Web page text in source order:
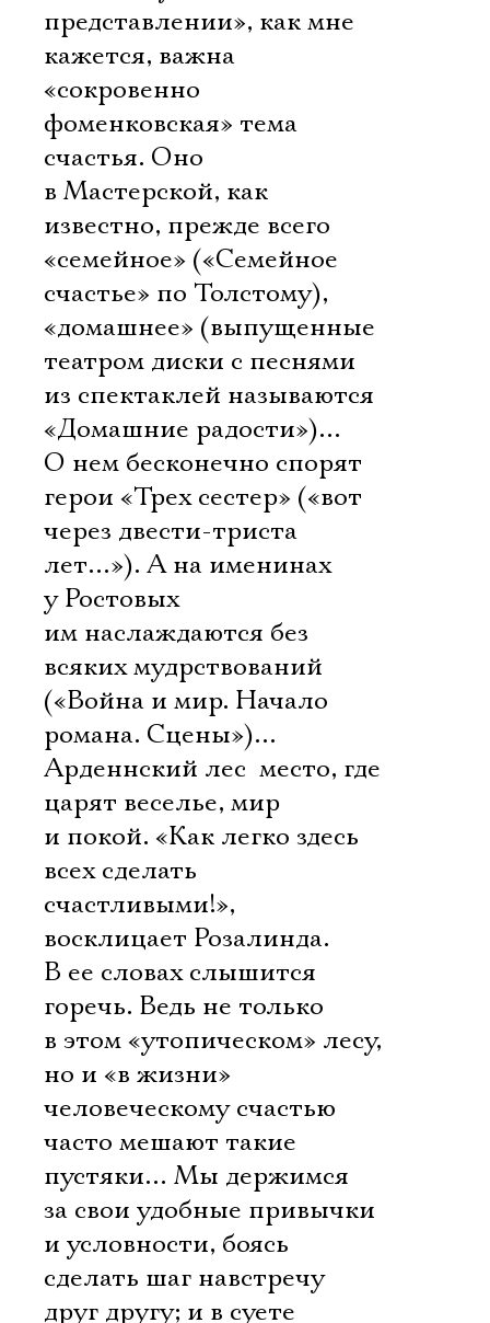
представлении», как мне
кажется, важна
«сокровенно
фоменковская» тема
счастья. Оно
в Мастерской, как
известно, прежде всего
«семейное» («Семейное
счастье» по Толстому),
«домашнее» (выпущенные
театром диски с песнями
из спектаклей называются
«Домашние радости»)…
О нем бесконечно спорят
герои «Трех сестер» («вот
через двести-триста
лет…»). А на именинах
у Ростовых
им наслаждаются без
всяких мудрствований
(«Война и мир. Начало
романа. Сцены»)…
Арденнский лес  место, где
царят веселье, мир
и покой. «Как легко здесь
всех сделать
счастливыми!», 
восклицает Розалинда.
В ее словах слышится
горечь. Ведь не только
в этом «утопическом» лесу,
но и «в жизни»
человеческому счастью
часто мешают такие
пустяки… Мы держимся
за свои удобные привычки
и условности, боясь
сделать шаг навстречу
друг другу; и в суете